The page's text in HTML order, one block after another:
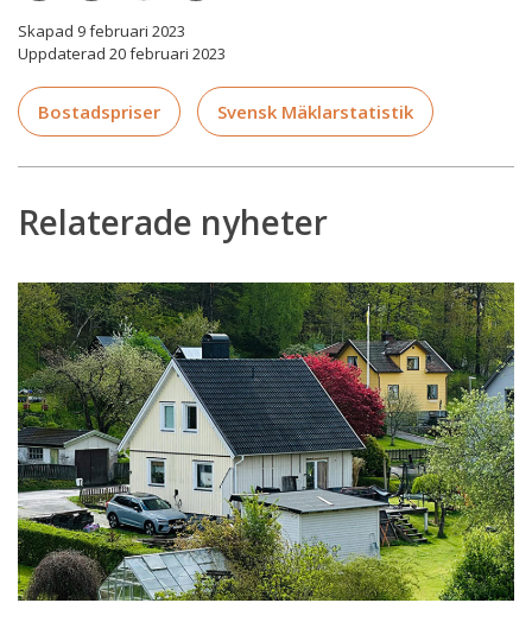
Skapad 9 februari 2023
Uppdaterad 20 februari 2023
Bostadspriser Svensk Mäklarstatistik
Relaterade nyheter
Energiklassning
får
allt
större
betydelse
för
villapriserna